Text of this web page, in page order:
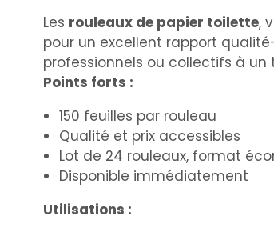
Les rouleaux de papier toilette,
pour un excellent rapport
professionnels ou collectifs à un
Points forts :
150 feuilles par rouleau
Qualité et prix accessibles
Lot de 24 rouleaux, format
Disponible immédiatement
Utilisations :